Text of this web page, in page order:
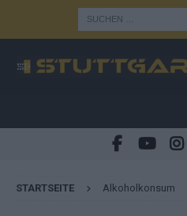
STARTSEITE Alkoholkonsum